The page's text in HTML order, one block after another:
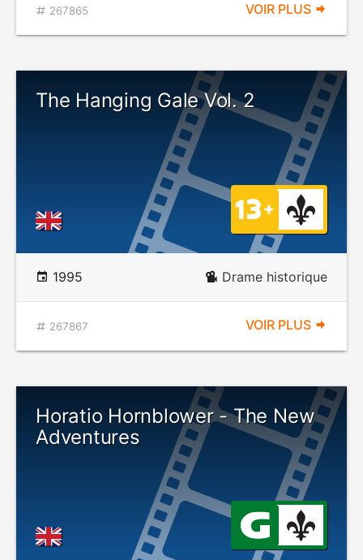
267865 VOIR PLUS
The Hanging Gale Vol. 2
1995 Drame historique
267867 VOIR PLUS
Horatio Hornblower - The New
Adventures